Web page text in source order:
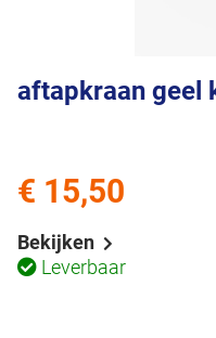
aftapkraan geel
Bekijken
Leverbaar
€ 15,50